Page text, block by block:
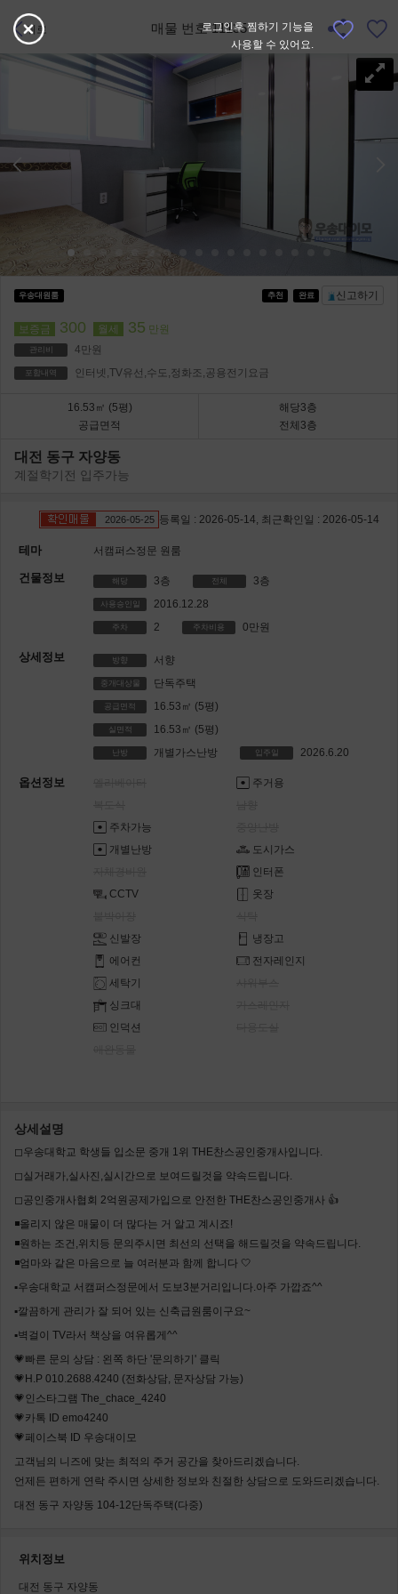
로그인후 찜하기 기능을
사용할 수 있어요.
매물 번호 11135
뒤로
추천 완료 신고하기
우송대원룸
보증금 300 월세 35 만원
관리비 4만원
포함내역 인터넷,TV유선,수도,정화조,공용전기요금
16.53㎡ (5평)
공급면적
해당3층
전체3층
대전 동구 자양동
계절학기전 입주가능
등록일 : 2026-05-14, 최근확인일 : 2026-05-14
2026-05-25
테마 서캠퍼스정문 원룸
건물정보 해당 3층 전체 3층
사용승인일 2016.12.28
주차 2 주차비용 0만원
상세정보 방향 서향
중개대상물 단독주택
공급면적 16.53㎡ (5평)
실면적 16.53㎡ (5평)
난방 개별가스난방 입주일 2026.6.20
옵션정보
주거용
주차가능
개별난방
도시가스
인터폰
CCTV
옷장
신발장
냉장고
에어컨
전자레인지
세탁기
싱크대
인덕션
상세설명
◻우송대학교 학생들 입소문 중개 1위 THE찬스공인중개사입니다.
◻실거래가,실사진,실시간으로 보여드릴것을 약속드립니다.
◻공인중개사협회 2억원공제가입으로 안전한 THE찬스공인중개사 👍
◾올리지 않은 매물이 더 많다는 거 알고 계시죠!
◾원하는 조건,위치등 문의주시면 최선의 선택을 해드릴것을 약속드립니다.
◾엄마와 같은 마음으로 늘 여러분과 함께 합니다 🤍
▪우송대학교 서캠퍼스정문에서 도보3분거리입니다.아주 가깝죠^^
▪깔끔하게 관리가 잘 되어 있는 신축급원룸이구요~
▪벽걸이 TV라서 책상을 여유롭게^^
💗빠른 문의 상담 : 왼쪽 하단 '문의하기' 클릭
💗H.P 010.2688.4240 (전화상담, 문자상담 가능)
💗인스타그램 The_chace_4240
💗카톡 ID emo4240
💗페이스북 ID 우송대이모
고객님의 니즈에 맞는 최적의 주거 공간을 찾아드리겠습니다.
언제든 편하게 연락 주시면 상세한 정보와 친절한 상담으로 도와드리겠습니다.
대전 동구 자양동 104-12단독주택(다중)
위치정보
대전 동구 자양동